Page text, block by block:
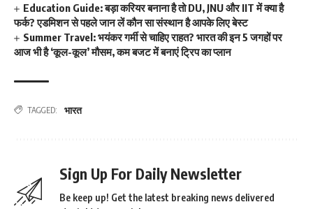
Education Guide: बड़ा करियर बनाना है तो DU, JNU और IIT में क्या है
फर्क? एडमिशन से पहले जान लें कौन सा संस्थान है आपके लिए बेस्ट
Summer Travel: भयंकर गर्मी से चाहिए राहत? भारत की इन 5 जगहों पर
आज भी है ‘कूल-कूल’ मौसम, कम बजट में बनाएं ट्रिप का प्लान
TAGGED: भारत
Sign Up For Daily Newsletter
Be keep up! Get the latest breaking news delivered